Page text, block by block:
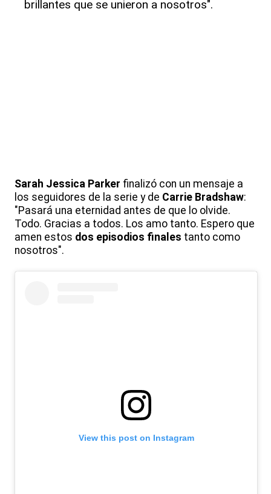
brillantes que se unieron a nosotros".
Sarah Jessica Parker finalizó con un mensaje a
los seguidores de la serie y de Carrie Bradshaw:
"Pasará una eternidad antes de que lo olvide.
Todo. Gracias a todos. Los amo tanto. Espero que
amen estos dos episodios finales tanto como
nosotros".
View this post on Instagram